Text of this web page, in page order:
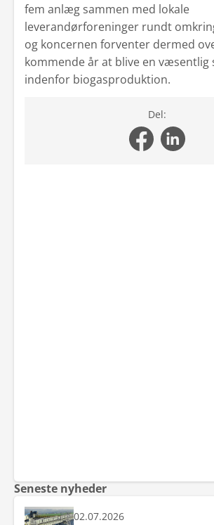
fem anlæg sammen med lokale
leverandørforeninger rundt
og koncernen forventer dermed
kommende år at blive en væsentlig
indenfor biogasproduktion.
Del:
Seneste nyheder
02.07.2026